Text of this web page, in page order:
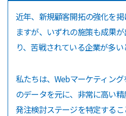
近年、新規顧客開拓の強化を
ますが、いずれの施策も成果
り、苦戦されている企業が多い
私たちは、Webマーケティン
のデータを元に、非常に高い精
発注検討ステージを特定する